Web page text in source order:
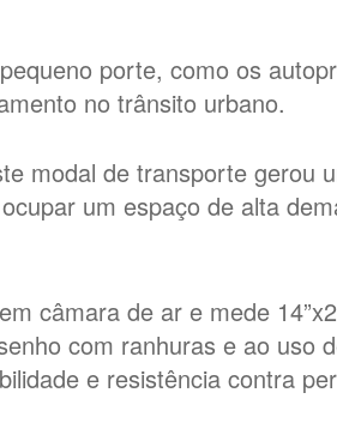
porte, como os
no trânsito urbano.
modal de transporte
um espaço de alta
câmara de ar e mede
com ranhuras e ao
e resistência contra